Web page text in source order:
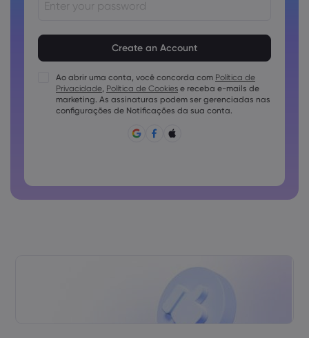
As senhas devem conter pelo menos 1 letra maiúscula
As senhas devem conter pelo menos 1 letra minúscula
A senha deve conter ~!@#£%^e)_-+=:;&lt;&gt;{,[]?,.
Ao abrir uma conta, você concorda com Política de
Privacidade, Política de Cookies e receba e-mails de
marketing. As assinaturas podem ser gerenciadas nas
configurações de Notificações da sua conta.